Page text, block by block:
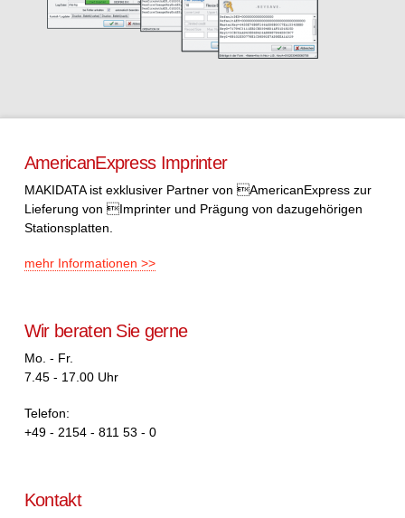
AmericanExpress Imprinter
MAKIDATA ist exklusiver Partner von AmericanExpress zur
Lieferung von Imprinter und Prägung von dazugehörigen
Stationsplatten.
mehr Informationen >>
Wir beraten Sie gerne
Mo. - Fr.
7.45 - 17.00 Uhr
Telefon:
+49 - 2154 - 811 53 - 0
Kontakt